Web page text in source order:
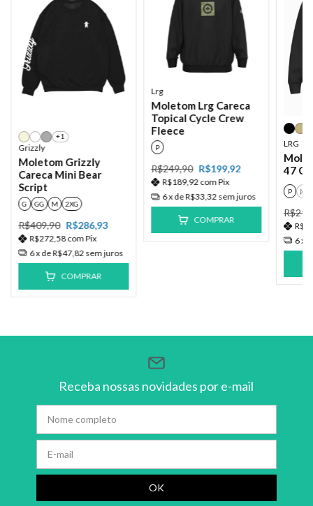
+1
Grizzly
Moletom Grizzly
Careca Mini Bear
Script
G GG M 2XG
R$409,90 R$286,93
R$272,58com Pix
6x deR$47,82 sem juros
COMPRAR
Lrg
Moletom Lrg Careca
Topical Cycle Crew
Fleece
P
R$249,90 R$199,92
R$189,92 com Pix
6x deR$33,32 sem juros
COMPRAR
LRG
47
P M
6x
Receba nossas novidades por e-mail